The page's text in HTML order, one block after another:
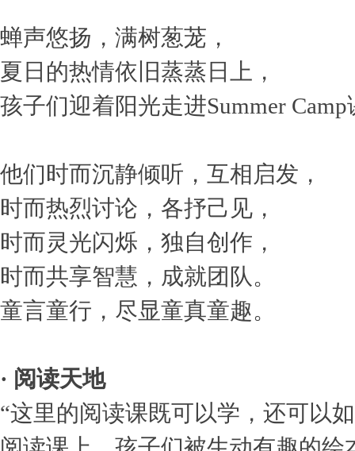
蝉声悠扬，满树葱茏，
夏日的热情依旧蒸蒸日上，
孩子们迎着阳光走进Summer
他们时而沉静倾听，互相启发，
时而热烈讨论，各抒己见，
时而灵光闪烁，独自创作，
时而共享智慧，成就团队。
童言童行，尽显童真童趣。
· 阅读天地
“这里的阅读课既可以学，还可以